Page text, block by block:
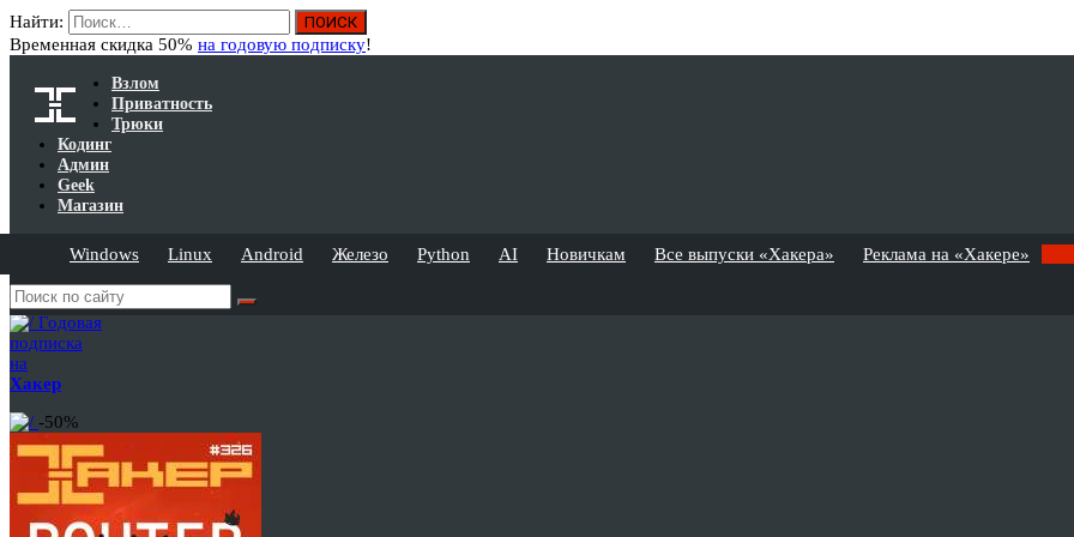
Найти:
Временная скидка 50% на годовую подписку!
Взлом
Приватность
Трюки
Кодинг
Админ
Geek
Магазин
Windows Linux Android Железо Python AI Новичкам Все выпуски «Хакера» Реклама на «Хакере»
Годовая
подписка
на
Хакер
-50%